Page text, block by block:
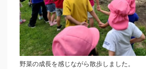
野菜の成長を感じながら散歩しました。